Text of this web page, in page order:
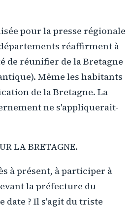
pour la presse régionale
réaffirment à
de réunifier de la Bretagne
Même les habitants
de la Bretagne. La
ne s'appliquerait-
LA BRETAGNE.
à présent, à participer à
la préfecture du
date ? Il s'agit du triste